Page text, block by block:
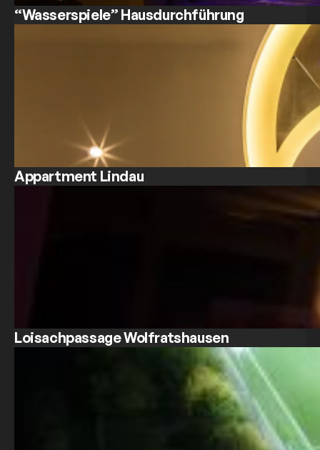
“Wasserspiele” Hausdurchführung
Appartment Lindau
Loisachpassage Wolfratshausen